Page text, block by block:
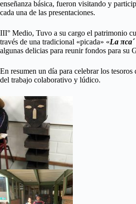
enseñanza básica, fueron visitando y
cada una de las presentaciones.
III° Medio, Tuvo a su cargo el patrimonio
través de una tradicional «picada» «La
algunas delicias para reunir fondos para su
En resumen un día para celebrar los tesoros
del trabajo colaborativo y lúdico.